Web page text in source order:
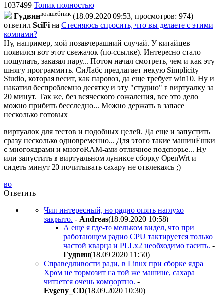
1037499 Топик полностью
Гyдвинволшебник (18.09.2020 09:53, просмотров: 974)
ответил SciFi на Стесняюсь спросить, что вы делаете с этими
компами?
Ну, например, мой позавчерашний случай. У китайцев
появился вот этот свежачок (по-ссылке). Интересно стало
пощупать, заказал пару... Потом начал смотреть, чем и как эту
шнягу программить. СиЛабс предлагает некую Simplicity
Studio, которая весит, как паровоз, да еще требует win10. Ну и
накатил беспроблемно десятку и эту "студию" в виртуалку за
20 минут. Так же, без всяческого сожаления, все это дело
можно прибить бесследно... Можно держать в запасе
несколько готовых
виртуалок для тестов и подобных целей. Да еще и запустить
сразу несколько одновременно... Для этого такие машинЁшки
с многоядрами и многоRAM-ами отличное подспорье... Ну
или запустить в виртуальном луниксе сборку OpenWrt и
сидеть минут 20 почитывать сахару не отвлекаясь ;)
во
Ответить
Чип интересный, но радио опять наглухо
закрыто. - Andreas(18.09.2020 10:58)
А еще я где-то мельком видел, что при
работающем радио CPU тактируется только
частой кварца и PLLx2 необходимо гасить. -
Гyдвин(18.09.2020 11:50)
Справедливости ради, в Linux при сборке ядра
Хром не тормозит на той же машине, сахара
читается очень комфортно. -
Evgeny_CD(18.09.2020 10:30)